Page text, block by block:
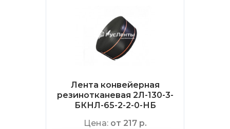
Лента конвейерная
резинотканевая 2Л-130-3-
БКНЛ-65-2-2-0-НБ
Цена: от 217 р.